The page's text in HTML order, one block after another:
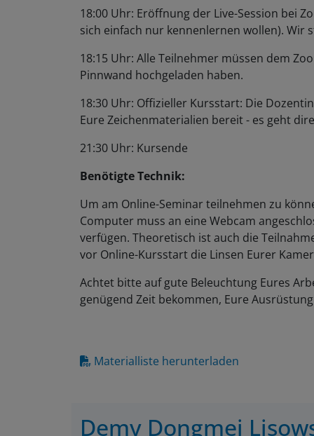
18:00 Uhr: Eröffnung der Live-Session bei
sich einfach nur kennenlernen wollen).
18:15 Uhr: Alle Teilnehmer müssen dem
Pinnwand hochgeladen haben.
18:30 Uhr: Offizieller Kursstart: Die
Eure Zeichenmaterialien bereit - es geht
21:30 Uhr: Kursende
Benötigte Technik:
Um am Online-Seminar teilnehmen zu
Computer muss an eine Webcam
verfügen. Theoretisch ist auch die
vor Online-Kursstart die Linsen Eurer
Achtet bitte auf gute Beleuchtung Eures
genügend Zeit bekommen, Eure
Materialliste herunterladen
Demy Dongmei